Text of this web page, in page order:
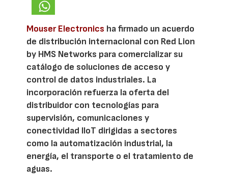
Mouser Electronics ha firmado un acuerdo
de distribución internacional con Red Lion
by HMS Networks para comercializar su
catálogo de soluciones de acceso y
control de datos industriales. La
incorporación refuerza la oferta del
distribuidor con tecnologías para
supervisión, comunicaciones y
conectividad IIoT dirigidas a sectores
como la automatización industrial, la
energía, el transporte o el tratamiento de
aguas.